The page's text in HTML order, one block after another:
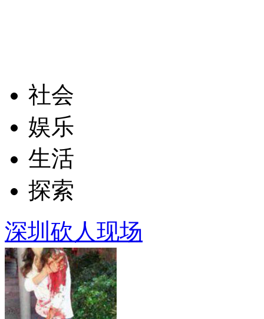
社会
娱乐
生活
探索
深圳砍人现场